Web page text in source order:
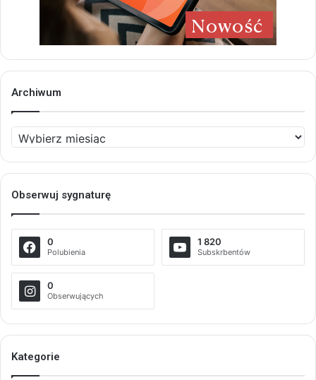
Archiwum
Archiwum
Obserwuj sygnaturę
0
Polubienia
1 820
Subskrbentów
0
Obserwujących
Kategorie